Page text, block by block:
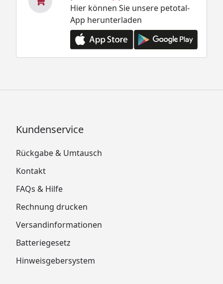
Hier können Sie unsere petotal-
App herunterladen
Kundenservice
Rückgabe & Umtausch
Kontakt
FAQs & Hilfe
Rechnung drucken
Versandinformationen
Batteriegesetz
Hinweisgebersystem